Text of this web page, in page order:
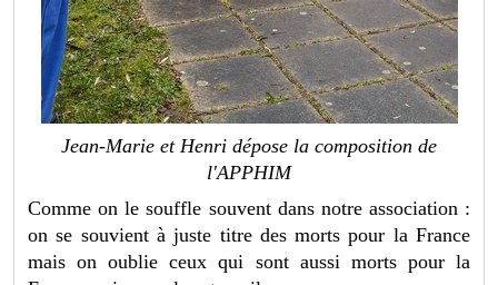
Jean-Marie et Henri dépose la composition de
l'APPHIM
Comme on le souffle souvent dans notre association :
on se souvient à juste titre des morts pour la France
mais on oublie ceux qui sont aussi morts pour la